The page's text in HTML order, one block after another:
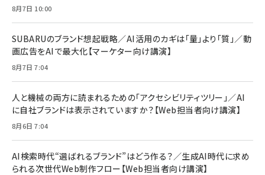
8月7日 10:00
SUBARUのブランド想起戦略／AI活用のカギは「量」より「質」／動
画広告をAIで最大化【マーケター向け講演】
8月7日 7:04
人と機械の両方に読まれるための「アクセシビリティツリー」／AI
に自社ブランドは表示されていますか？【Web担当者向け講演】
8月6日 7:04
AI検索時代“選ばれるブランド”はどう作る？／生成AI時代に求め
られる次世代Web制作フロー【Web担当者向け講演】